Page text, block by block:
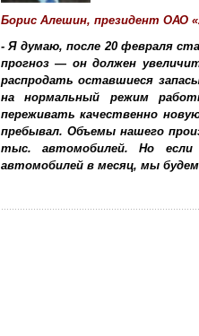
Борис Алешин, президент ОАО
- Я думаю, после 20 февраля
прогноз — он должен
распродать оставшиеся
на нормальный режим
переживать качественно
пребывал. Объемы нашего
тыс. автомобилей. Но
автомобилей в месяц, мы